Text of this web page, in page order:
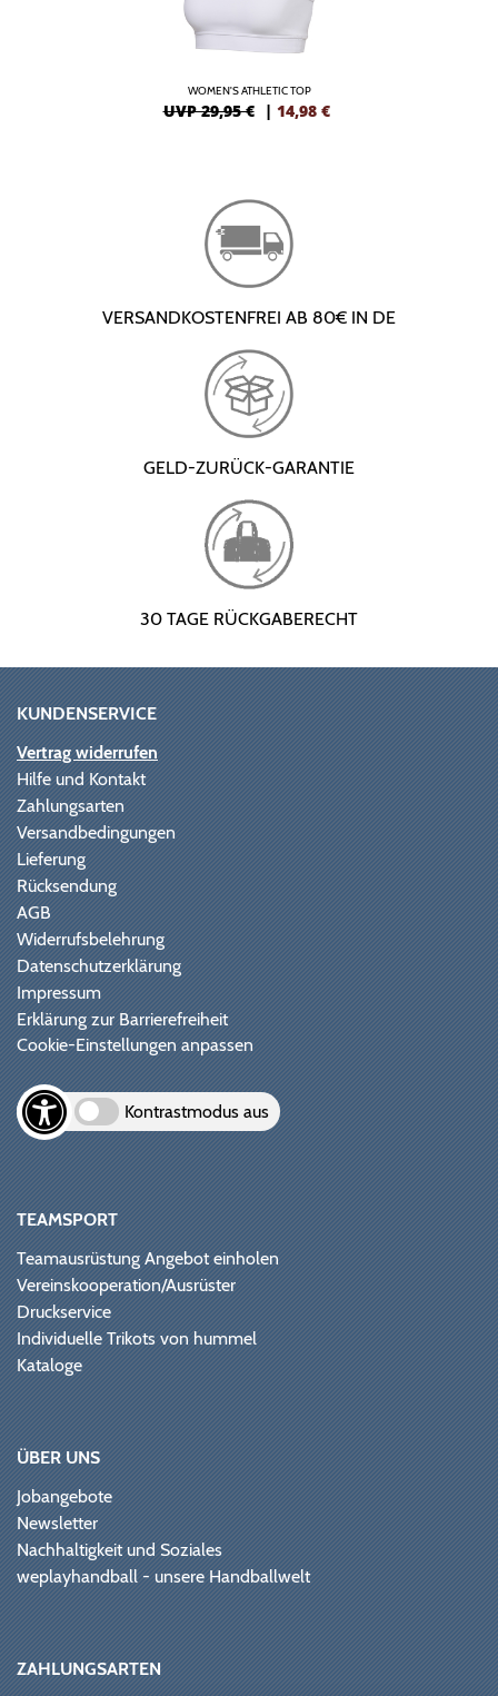
WOMEN'S ATHLETIC TOP
UVP 29,95 € | 14,98 €
VERSANDKOSTENFREI AB 80€ IN DE
GELD-ZURÜCK-GARANTIE
30 TAGE RÜCKGABERECHT
KUNDENSERVICE
Vertrag widerrufen
Hilfe und Kontakt
Zahlungsarten
Versandbedingungen
Lieferung
Rücksendung
AGB
Widerrufsbelehrung
Datenschutzerklärung
Impressum
Erklärung zur Barrierefreiheit
Cookie-Einstellungen anpassen
Kontrastmodus aus
TEAMSPORT
Teamausrüstung Angebot einholen
Vereinskooperation/Ausrüster
Druckservice
Individuelle Trikots von hummel
Kataloge
ÜBER UNS
Jobangebote
Newsletter
Nachhaltigkeit und Soziales
weplayhandball - unsere Handballwelt
ZAHLUNGSARTEN